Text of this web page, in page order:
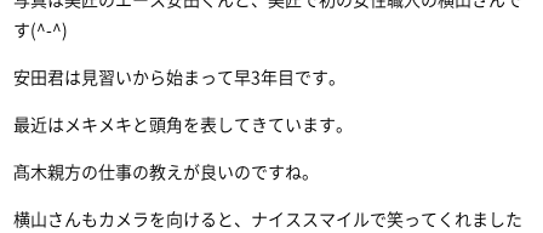
す(^-^)
安田君は見習いから始まって早3年目です。
最近はメキメキと頭角を表してきています。
髙木親方の仕事の教えが良いのですね。
横山さんもカメラを向けると、ナイススマイルで笑ってくれました